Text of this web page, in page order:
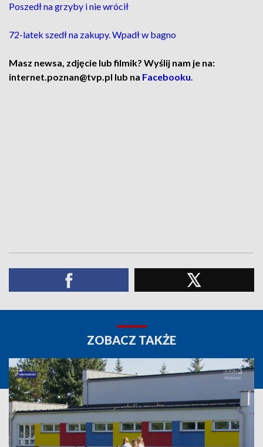
Poszedł na grzyby i nie wrócił
72-latek szedł na zakupy. Wpadł w bagno
Masz newsa, zdjęcie lub filmik? Wyślij nam je na:
internet.poznan@tvp.pl lub na Facebooku.
ZOBACZ TAKŻE